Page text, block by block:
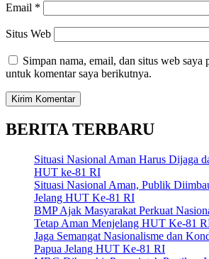
Email *
Situs Web
Simpan nama, email, dan situs web saya
untuk komentar saya berikutnya.
BERITA TERBARU
Situasi Nasional Aman Harus Dijaga
HUT ke-81 RI
Situasi Nasional Aman, Publik
Jelang HUT Ke-81 RI
BMP Ajak Masyarakat Perkuat
Tetap Aman Menjelang HUT Ke-81
Jaga Semangat Nasionalisme dan
Papua Jelang HUT Ke-81 RI